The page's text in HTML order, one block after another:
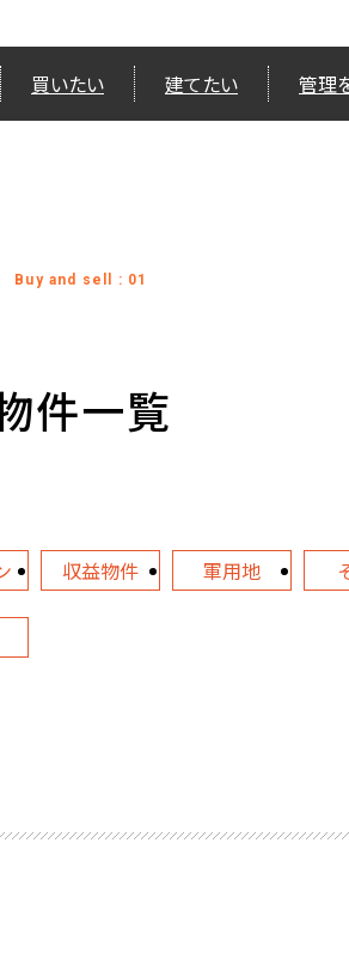
買いたい 建てたい 管理
Buy and sell : 01
件一覧
収益物件 軍用地